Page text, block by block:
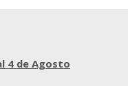
4 de Agosto